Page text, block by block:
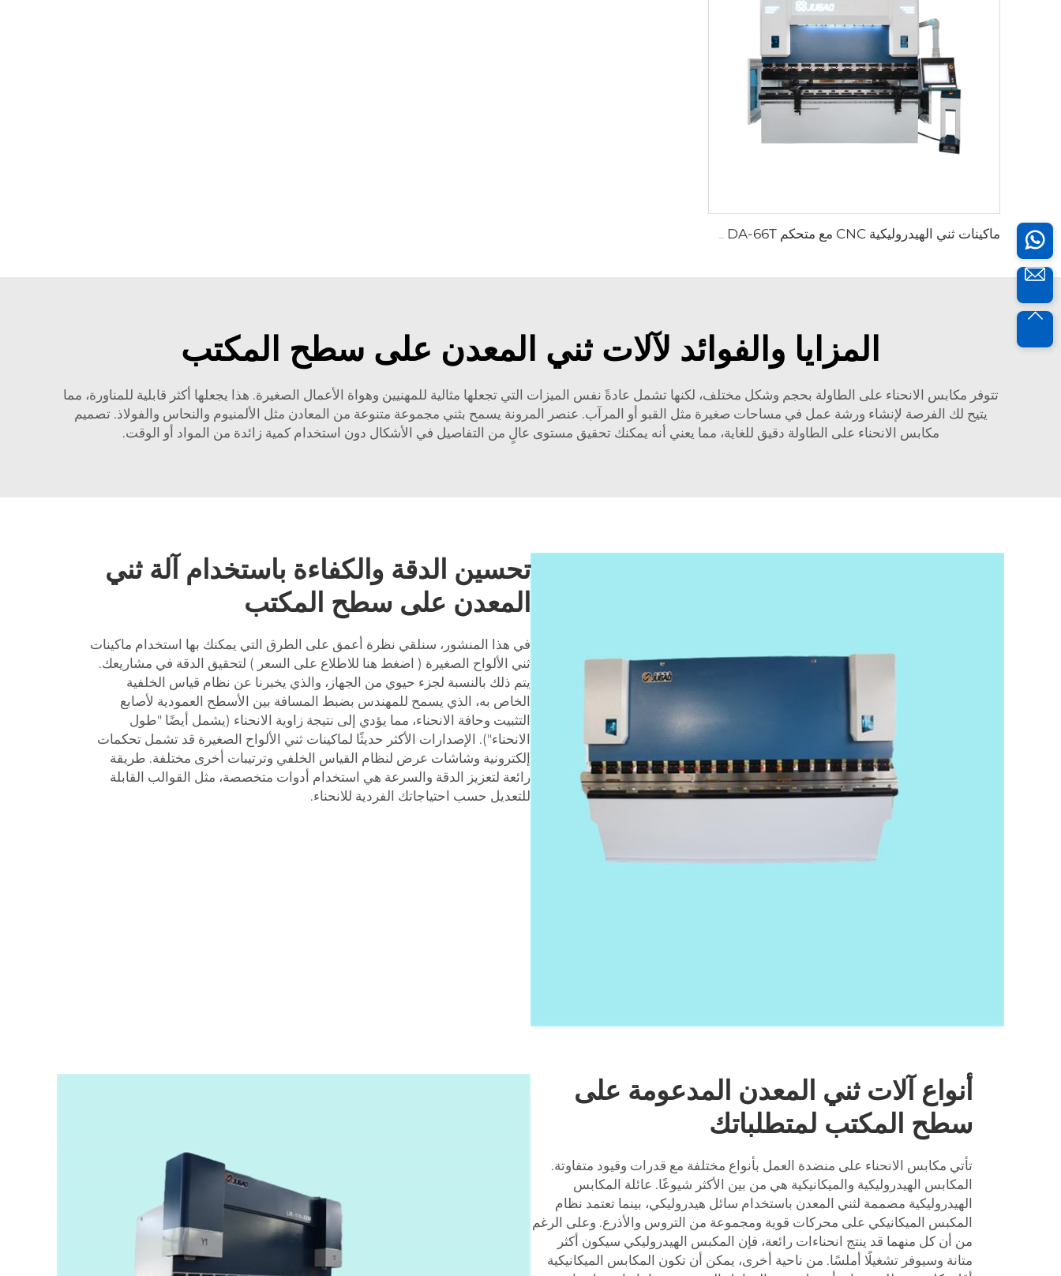
المزايا والفوائد لآلات ثني المعدن على سطح المكتب
تتوفر مكابس الانحناء على الطاولة بحجم وشكل مختلف، لكنها تشمل عادةً نفس الميزات التي تجعلها مثالية للمهنيين وهواة الأعمال الصغيرة. هذا يجعلها أكثر قابلية للمناورة، مما
يتيح لك الفرصة لإنشاء ورشة عمل في مساحات صغيرة مثل القبو أو المرآب. عنصر المرونة يسمح بثني مجموعة متنوعة من المعادن مثل الألمنيوم والنحاس والفولاذ. تصميم
مكابس الانحناء على الطاولة دقيق للغاية، مما يعني أنه يمكنك تحقيق مستوى عالٍ من التفاصيل في الأشكال دون استخدام كمية زائدة من المواد أو الوقت.
تحسين الدقة والكفاءة باستخدام آلة ثني
المعدن على سطح المكتب
في هذا المنشور، سنلقي نظرة أعمق على الطرق التي يمكنك بها استخدام ماكينات
ثني الألواح الصغيرة ( اضغط هنا للاطلاع على السعر ) لتحقيق الدقة في مشاريعك.
يتم ذلك بالنسبة لجزء حيوي من الجهاز، والذي يخبرنا عن نظام قياس الخلفية
الخاص به، الذي يسمح للمهندس بضبط المسافة بين الأسطح العمودية لأصابع
التثبيت وحافة الانحناء، مما يؤدي إلى نتيجة زاوية الانحناء (يشمل أيضًا "طول
الانحناء"). الإصدارات الأكثر حديثًا لماكينات ثني الألواح الصغيرة قد تشمل تحكمات
إلكترونية وشاشات عرض لنظام القياس الخلفي وترتيبات أخرى مختلفة. طريقة
رائعة لتعزيز الدقة والسرعة هي استخدام أدوات متخصصة، مثل القوالب القابلة
للتعديل حسب احتياجاتك الفردية للانحناء.
أنواع آلات ثني المعدن المدعومة على
سطح المكتب لمتطلباتك
تأتي مكابس الانحناء على منضدة العمل بأنواع مختلفة مع قدرات وقيود متفاوتة.
المكابس الهيدروليكية والميكانيكية هي من بين الأكثر شيوعًا. عائلة المكابس
الهيدروليكية مصممة لثني المعدن باستخدام سائل هيدروليكي، بينما تعتمد نظام
المكبس الميكانيكي على محركات قوية ومجموعة من التروس والأذرع. وعلى الرغم
من أن كل منهما قد ينتج انحناءات رائعة، فإن المكبس الهيدروليكي سيكون أكثر
متانة وسيوفر تشغيلًا أملسًا. من ناحية أخرى، يمكن أن تكون المكابس الميكانيكية